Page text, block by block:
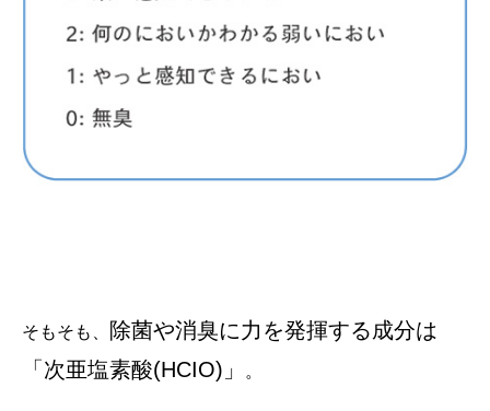
そもそも、 除菌や消臭に力を発揮する成分は
「次亜塩素酸(HCIO)」
。